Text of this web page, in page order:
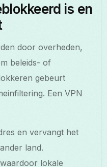
is en
door overheden,
beleids- of
gebeurt
Een VPN
en vervangt het
land.
lokale